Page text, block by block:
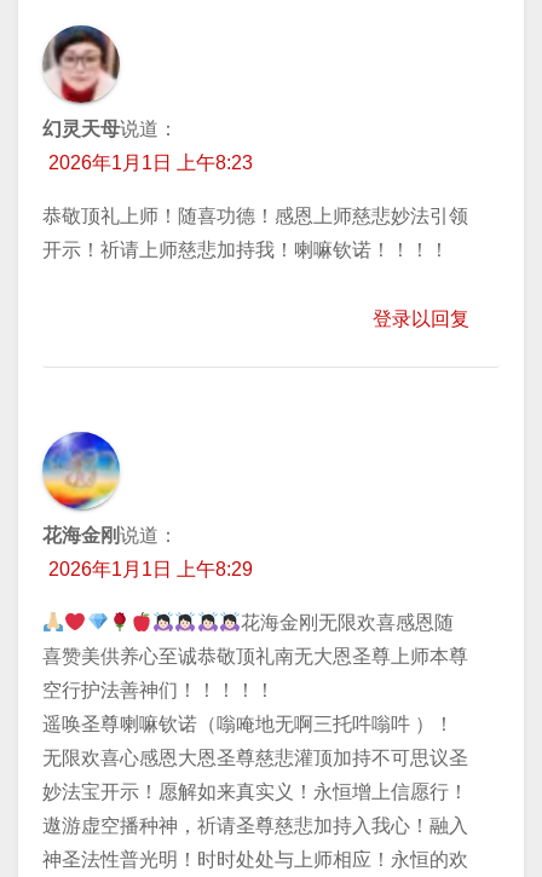
幻灵天母说道：
2026年1月1日 上午8:23
恭敬顶礼上师！随喜功德！感恩上师慈悲妙法引领
开示！祈请上师慈悲加持我！喇嘛钦诺！！！！
登录以回复
花海金刚说道：
2026年1月1日 上午8:29
花海金刚无限欢喜感恩随
喜赞美供养心至诚恭敬顶礼南无大恩圣尊上师本尊
空行护法善神们！！！！！
遥唤圣尊喇嘛钦诺（嗡唵地无啊三托吽嗡吽 ）！
无限欢喜心感恩大恩圣尊慈悲灌顶加持不可思议圣
妙法宝开示！愿解如来真实义！永恒增上信愿行！
遨游虚空播种神，祈请圣尊慈悲加持入我心！融入
神圣法性普光明！时时处处与上师相应！永恒的欢